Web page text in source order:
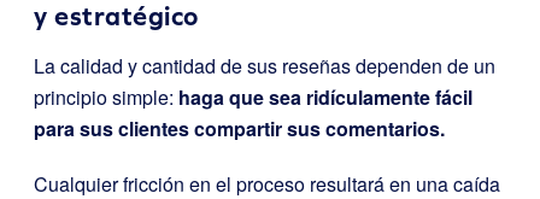
y estratégico
La calidad y cantidad de sus reseñas dependen de un
principio simple: haga que sea ridículamente fácil
para sus clientes compartir sus comentarios.
Cualquier fricción en el proceso resultará en una caída